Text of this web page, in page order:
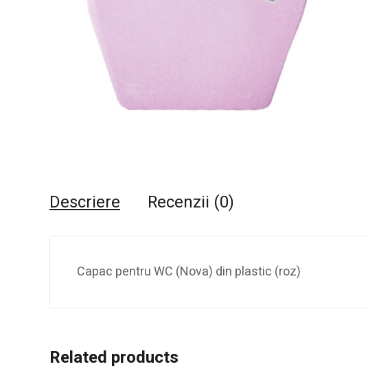
Descriere Recenzii (0)
Capac pentru WC (Nova) din plastic (roz)
Related products